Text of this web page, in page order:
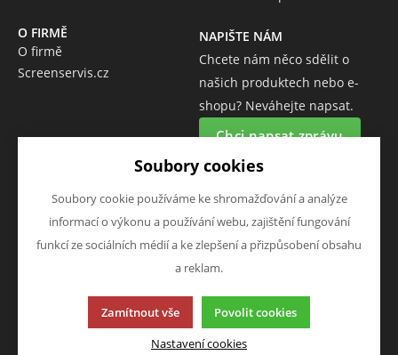
O FIRMĚ
O firmě
Screenservis.cz
NAPIŠTE NÁM
Chcete nám něco sdělit o
našich produktech nebo e-
shopu? Neváhejte napsat.
Chci napsat zprávu
Sledujte nás na všech sociálních sítích, ať Vám nic neunikne!
Tato stránka používá soubory cookies. Klikněte pro více
Soubory cookies
Soubory cookie používáme ke shromažďování a analýze
informací o výkonu a používání webu, zajištění fungování
funkcí ze sociálních médií a ke zlepšení a přizpůsobení obsahu
a reklam.
Zamítnout vše Povolit cookies
Nastavení cookies